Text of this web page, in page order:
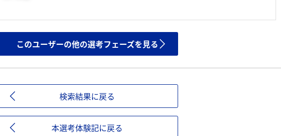
このユーザーの他の選考フェーズを見る
検索結果に戻る
本選考体験記に戻る